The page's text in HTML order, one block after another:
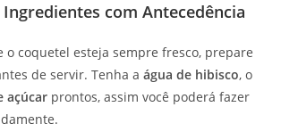
com Antecedência
o coquetel esteja sempre fresco, prepare
de servir. Tenha a água de hibisco, o
açúcar prontos, assim você poderá fazer